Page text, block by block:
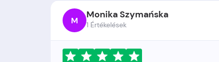
M Monika Szymańska
1 Értékelések